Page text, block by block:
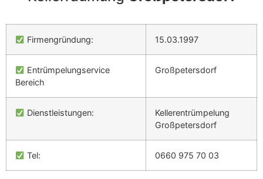
Firmengründung: 15.03.1997
Entrümpelungservice
Bereich
Großpetersdorf
Dienstleistungen:
Kellerentrümpelung
Großpetersdorf
Tel: 0660 975 70 03